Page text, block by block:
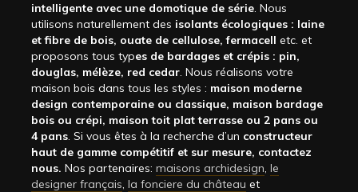
intelligente avec une domotique de série. Nous
utilisons naturellement des isolants écologiques : laine
et fibre de bois, ouate de cellulose, fermacell etc. et
proposons tous types de bardages et crépis : pin,
douglas, mélèze, red cedar. Nous réalisons votre
maison bois dans tous les styles : maison moderne
design contemporaine ou classique, maison bardage
bois ou crépi, maison toit plat terrasse ou 2 pans ou
4 pans. Si vous êtes à la recherche d’un constructeur
haut de gamme compétitif et sur mesure, contactez
nous. Nos partenaires: maisons archidesign, le
designer français, la fonciere du château et